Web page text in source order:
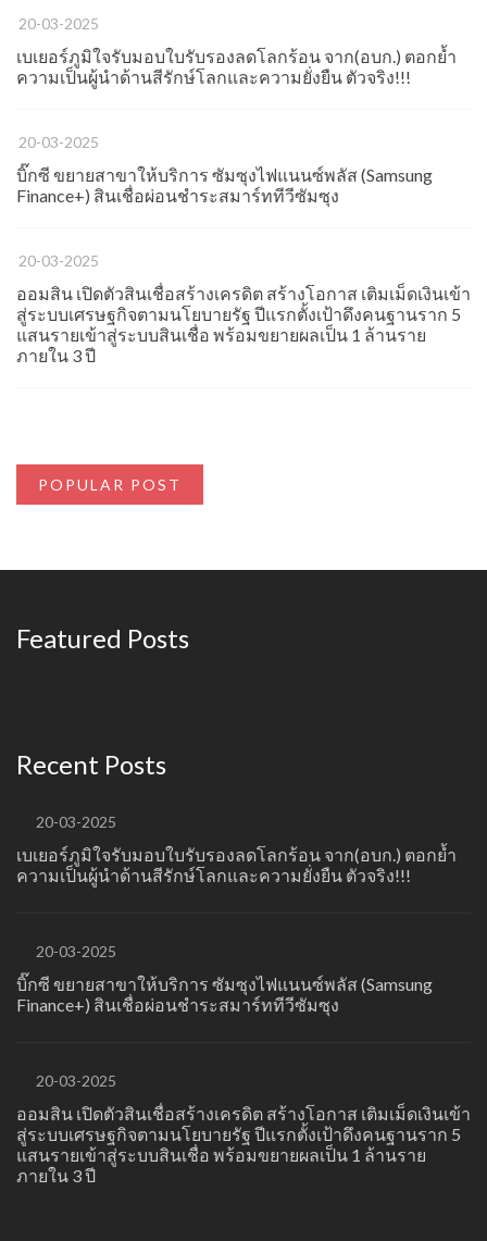
20-03-2025
เบเยอร์ภูมิใจรับมอบใบรับรองลดโลกร้อน จาก(อบก.) ตอกย้ำ
ความเป็นผู้นำด้านสีรักษ์โลกและความยั่งยืน ตัวจริง!!!
20-03-2025
บิ๊กซี ขยายสาขาให้บริการ ซัมซุงไฟแนนซ์พลัส (Samsung
Finance+) สินเชื่อผ่อนชำระสมาร์ททีวีซัมซุง
20-03-2025
ออมสิน เปิดตัวสินเชื่อสร้างเครดิต สร้างโอกาส เติมเม็ดเงินเข้า
สู่ระบบเศรษฐกิจตามนโยบายรัฐ ปีแรกตั้งเป้าดึงคนฐานราก 5
แสนรายเข้าสู่ระบบสินเชื่อ พร้อมขยายผลเป็น 1 ล้านราย
ภายใน 3 ปี
POPULAR POST
Featured Posts
Recent Posts
20-03-2025
เบเยอร์ภูมิใจรับมอบใบรับรองลดโลกร้อน จาก(อบก.) ตอกย้ำ
ความเป็นผู้นำด้านสีรักษ์โลกและความยั่งยืน ตัวจริง!!!
20-03-2025
บิ๊กซี ขยายสาขาให้บริการ ซัมซุงไฟแนนซ์พลัส (Samsung
Finance+) สินเชื่อผ่อนชำระสมาร์ททีวีซัมซุง
20-03-2025
ออมสิน เปิดตัวสินเชื่อสร้างเครดิต สร้างโอกาส เติมเม็ดเงินเข้า
สู่ระบบเศรษฐกิจตามนโยบายรัฐ ปีแรกตั้งเป้าดึงคนฐานราก 5
แสนรายเข้าสู่ระบบสินเชื่อ พร้อมขยายผลเป็น 1 ล้านราย
ภายใน 3 ปี